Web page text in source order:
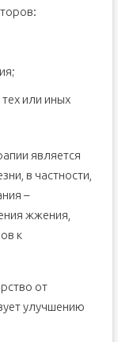
или иных
является
в частности,
–
жжения,
к
от
улучшению